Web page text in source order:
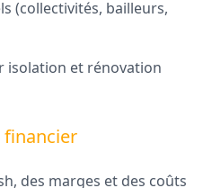
(collectivités, bailleurs,
isolation et rénovation
financier
des marges et des coûts